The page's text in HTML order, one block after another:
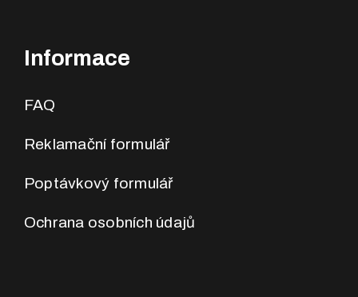
Informace
FAQ
Reklamační formulář
Poptávkový formulář
Ochrana osobních údajů